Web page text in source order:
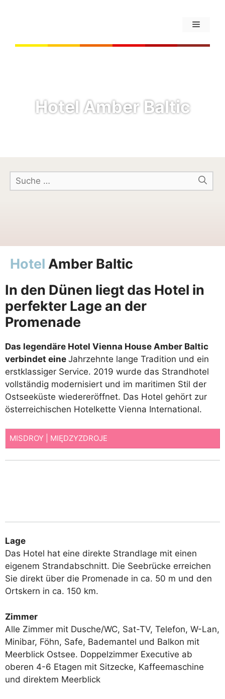
Hotel Amber Baltic
Hotel Amber Baltic
In den Dünen liegt das Hotel in
perfekter Lage an der
Promenade
Das legendäre Hotel Vienna House Amber Baltic
verbindet eine Jahrzehnte lange Tradition und ein
erstklassiger Service. 2019 wurde das Strandhotel
vollständig modernisiert und im maritimen Stil der
Ostseeküste wiedereröffnet. Das Hotel gehört zur
österreichischen Hotelkette Vienna International.
MISDROY | MIĘDZYZDROJE
Lage
Das Hotel hat eine direkte Strandlage mit einen
eigenem Strandabschnitt. Die Seebrücke erreichen
Sie direkt über die Promenade in ca. 50 m und den
Ortskern in ca. 150 km.
Zimmer
Alle Zimmer mit Dusche/WC, Sat-TV, Telefon, W-Lan,
Minibar, Föhn, Safe, Bademantel und Balkon mit
Meerblick Ostsee. Doppelzimmer Executive ab
oberen 4-6 Etagen mit Sitzecke, Kaffeemaschine
und direktem Meerblick